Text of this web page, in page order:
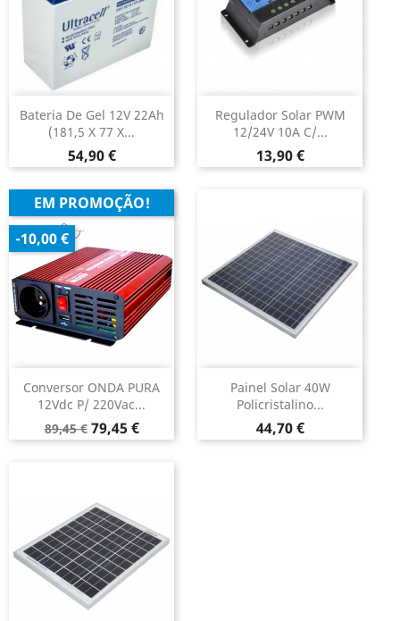
Bateria De Gel 12V 22Ah
(181,5 X 77 X...
Preço
54,90 €
Regulador Solar PWM
12/24V 10A C/...
Preço
13,90 €
Conversor ONDA PURA
12Vdc P/ 220Vac...
Preço
normal
89,45 € Preço
79,45 €
EM PROMOÇÃO!
-10,00 €
Painel Solar 40W
Policristalino...
Preço
44,70 €